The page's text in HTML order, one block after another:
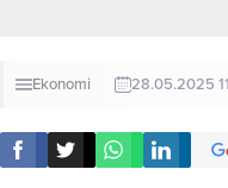
Ekonomi 28.05.2025